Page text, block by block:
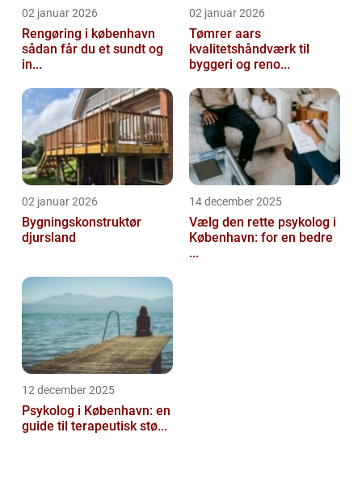
02 januar 2026
Rengøring i københavn
sådan får du et sundt og
in...
02 januar 2026
Tømrer aars
kvalitetshåndværk til
byggeri og reno...
02 januar 2026
Bygningskonstruktør
djursland
14 december 2025
Vælg den rette psykolog i
København: for en bedre
...
12 december 2025
Psykolog i København: en
guide til terapeutisk stø...